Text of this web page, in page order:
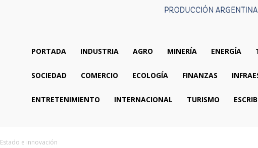
PORTADA INDUSTRIA AGRO MINERÍA ENERGÍA
SOCIEDAD COMERCIO ECOLOGÍA FINANZAS
ENTRETENIMIENTO INTERNACIONAL TURISMO
Estado e innovación